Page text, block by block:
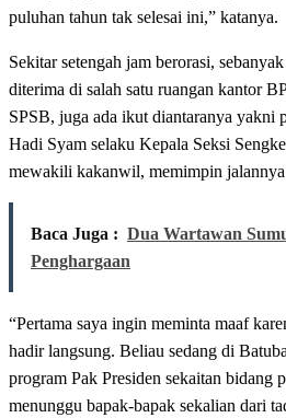
puluhan tahun tak selesai ini,” katanya.
Sekitar setengah jam berorasi,
diterima di salah satu ruangan kantor
SPSB, juga ada ikut diantaranya yakni
Hadi Syam selaku Kepala Seksi
mewakili kakanwil, memimpin jalannya
Baca Juga : Dua Wartawan
Penghargaan
“Pertama saya ingin meminta maaf
hadir langsung. Beliau sedang di
program Pak Presiden sekaitan bidang
menunggu bapak-bapak sekalian dari